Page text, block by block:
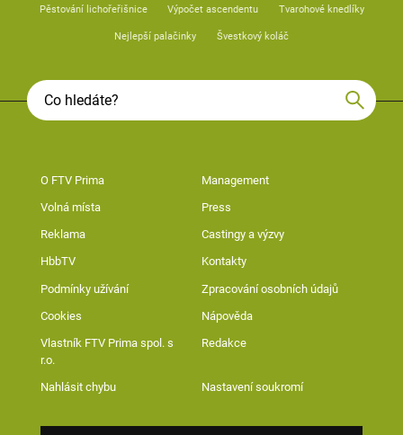
Pěstování lichořeřišnice Výpočet ascendentu Tvarohové knedlíky
Nejlepší palačinky Švestkový koláč
O FTV Prima Management
Volná místa Press
Reklama Castingy a výzvy
HbbTV Kontakty
Podmínky užívání Zpracování osobních údajů
Cookies Nápověda
Vlastník FTV Prima spol. s
r.o.
Redakce
Nahlásit chybu Nastavení soukromí